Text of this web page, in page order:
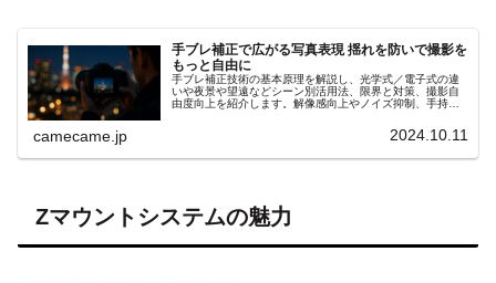
手ブレ補正で広がる写真表現 揺れを防いで撮影を
もっと自由に
手ブレ補正技術の基本原理を解説し、光学式／電子式の違
いや夜景や望遠などシーン別活用法、限界と対策、撮影自
由度向上を紹介します。解像感向上やノイズ抑制、手持ち
camecame.jp 2024.10.11
Zマウントシステムの魅力